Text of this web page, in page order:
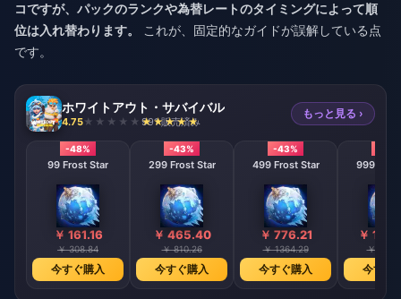
コですが、パックのランクや為替レートのタイミングによって順
位は入れ替わります。
これが、固定的なガイドが誤解している点
です。
ホワイトアウト・サバイバル
4.75 991 販売済み
もっと見る ›
-48%
99 Frost Star
￥ 161.16
￥ 308.84
今すぐ購入
-43%
299 Frost Star
￥ 465.40
￥ 810.26
今すぐ購入
-43%
499 Frost Star
￥ 776.21
￥ 1364.29
今すぐ購入
999
￥
￥
今すぐ